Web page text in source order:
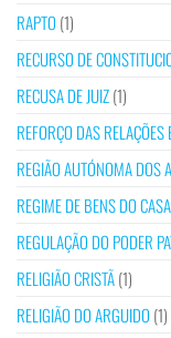
RAPTO (1)
RECURSO DE
RECUSA DE JUIZ(1)
REFORÇO DAS
REGIÃO AUTÓNOMA DOS
REGIME DE BENS DO
REGULAÇÃO DO PODER
RELIGIÃO CRISTÃ(1)
RELIGIÃO DO ARGUIDO (1)